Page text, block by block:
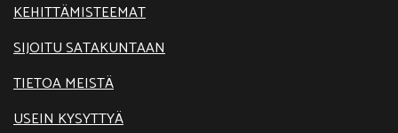
KEHITTÄMISTEEMAT
SIJOITU SATAKUNTAAN
TIETOA MEISTÄ
USEIN KYSYTTYÄ